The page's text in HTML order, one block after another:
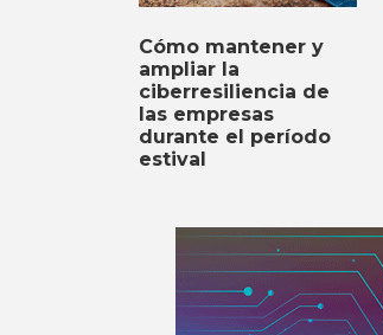
Cómo mantener y
ampliar la
ciberresiliencia de
las empresas
durante el período
estival